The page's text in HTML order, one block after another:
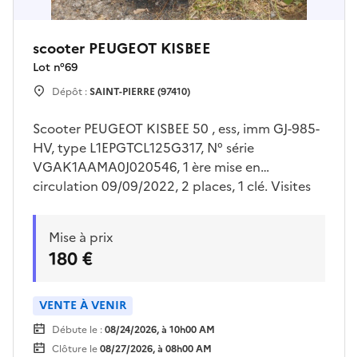
scooter PEUGEOT KISBEE
Lot n°69
Dépôt :SAINT-PIERRE (97410)
Scooter PEUGEOT KISBEE 50 , ess, imm GJ-985-
HV, type L1EPGTCL125G317, N° série
VGAK1AAMA0J020546, 1 ère mise en
circulation 09/09/2022, 2 places, 1 clé. Visites
charge de l'acquéreur. Des frais de garde seront
à régler à la fourrière dès le lendemain de la
vente.
Mise à prix
180 €
VENTE À VENIR
Débute le :08/24/2026, à 10h00 AM
Clôture le08/27/2026, à 08h00 AM